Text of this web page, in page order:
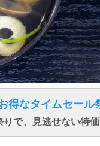
得なタイムセール
で、見逃せない特